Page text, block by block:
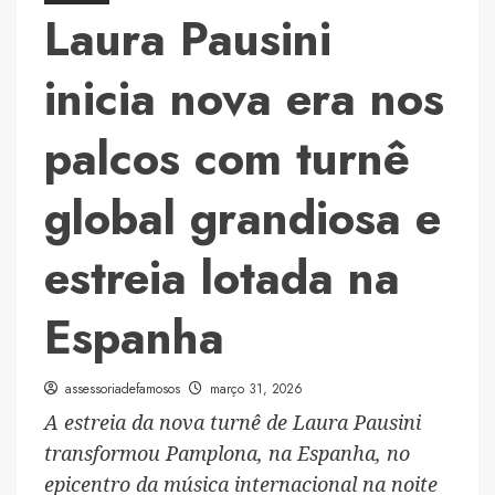
estreia
lotada
Espanha
Laura Pausini
inicia nova era nos
palcos com turnê
global grandiosa e
estreia lotada na
Espanha
assessoriadefamosos março 31, 2026
A estreia da nova turnê de Laura Pausini
transformou Pamplona, na Espanha, no
epicentro da música internacional na noite